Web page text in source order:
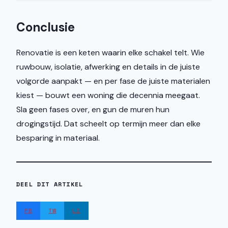
Conclusie
Renovatie is een keten waarin elke schakel telt. Wie
ruwbouw, isolatie, afwerking en details in de juiste
volgorde aanpakt — en per fase de juiste materialen
kiest — bouwt een woning die decennia meegaat.
Sla geen fases over, en gun de muren hun
drogingstijd. Dat scheelt op termijn meer dan elke
besparing in materiaal.
DEEL DIT ARTIKEL
FB TW LI